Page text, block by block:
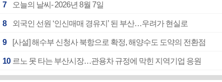
7 오늘의 날씨- 2026년 8월 7일
8 외국인 선원 ‘인신매매 경유지’ 된 부산…우려가 현실로
9 [사설] 해수부 신청사 북항으로 확정, 해양수도 도약의 전환점
10 르노 못 타는 부산시장…관용차 규정에 막힌 지역기업 응원